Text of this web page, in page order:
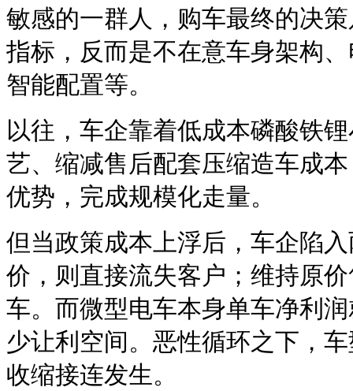
敏感的一群人，购车最终的决
指标，反而是不在意车身架构
智能配置等。
以往，车企靠着低成本磷酸铁
艺、缩减售后配套压缩造车成
优势，完成规模化走量。
但当政策成本上浮后，车企陷
价，则直接流失客户；维持原
车。而微型电车本身单车净利
少让利空间。恶性循环之下，
收缩接连发生。